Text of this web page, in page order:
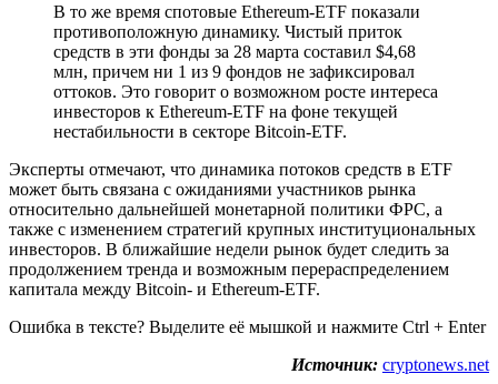
В то же время спотовые Ethereum-ETF показали
противоположную динамику. Чистый приток
средств в эти фонды за 28 марта составил $4,68
млн, причем ни 1 из 9 фондов не зафиксировал
оттоков. Это говорит о возможном росте интереса
инвесторов к Ethereum-ETF на фоне текущей
нестабильности в секторе Bitcoin-ETF.
Эксперты отмечают, что динамика потоков средств в ETF
может быть связана с ожиданиями участников рынка
относительно дальнейшей монетарной политики ФРС, а
также с изменением стратегий крупных институциональных
инвесторов. В ближайшие недели рынок будет следить за
продолжением тренда и возможным перераспределением
капитала между Bitcoin- и Ethereum-ETF.
Ошибка в тексте? Выделите её мышкой и нажмите Ctrl + Enter
Источник: cryptonews.net